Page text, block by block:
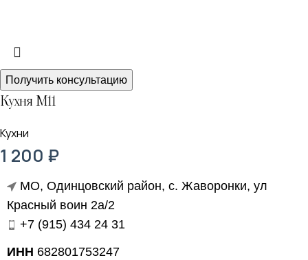
Получить консультацию
Кухня М11
Кухни
1 200 ₽
МО, Одинцовский район, с. Жаворонки, ул
Красный воин 2а/2
+7 (915) 434 24 31
ИНН 682801753247